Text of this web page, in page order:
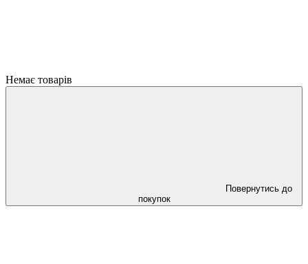
Немає товарів
Повернутись до
покупок